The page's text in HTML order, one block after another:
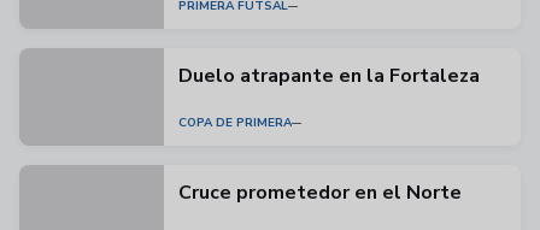
PRIMERA FUTSAL
Duelo atrapante en la Fortaleza
COPA DE PRIMERA
Cruce prometedor en el Norte